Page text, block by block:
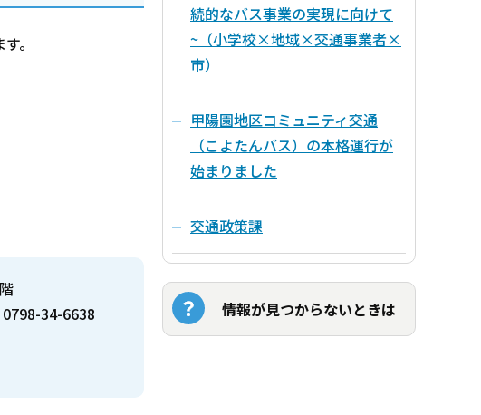
。
0798-34-6638
続的なバス事業の実現に向けて
~（小学校×地域×交通事業者×
市）
甲陽園地区コミュニティ交通
（こよたんバス）の本格運行が
始まりました
交通政策課
情報が見つからないときは